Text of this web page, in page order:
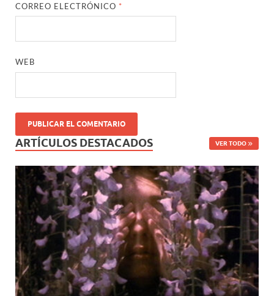
CORREO ELECTRÓNICO *
WEB
ARTÍCULOS DESTACADOS VER TODO